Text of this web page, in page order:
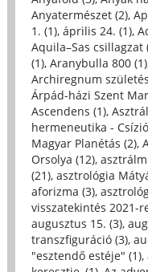
Anyatermészet (2),
1. (1), április 24. (1),
Aquila–Sas csillagzat
(1), Aranybulla 800 (1)
Archiregnum
Árpád-házi Szent
Ascendens (1),
hermeneutika -
Magyar Planétás (2),
Orsolya (12),
(21), asztrológia
aforizma (3),
visszatekintés 2021-
augusztus 15. (3),
transzfiguráció (3),
"esztendő estéje" (1),